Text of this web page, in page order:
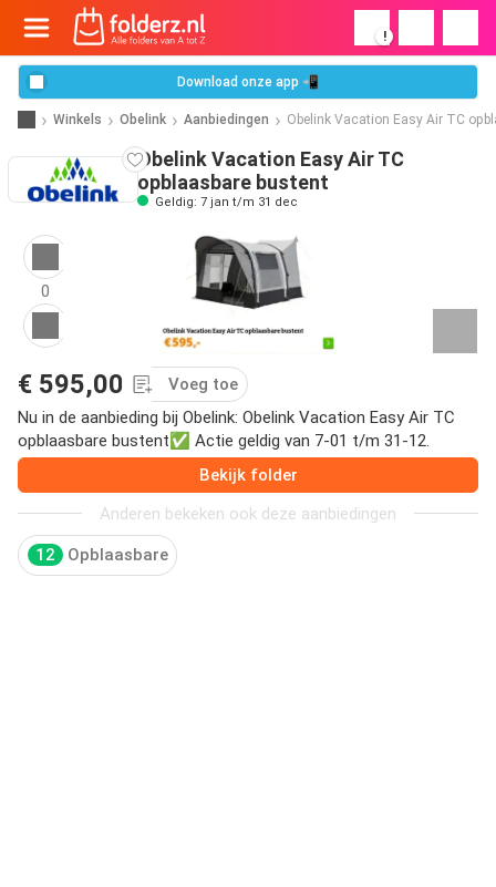
!
Download onze app 📲
Winkels Obelink Aanbiedingen Obelink Vacation Easy Air TC
Obelink Vacation Easy Air TC
opblaasbare bustent
Geldig: 7 jan t/m 31 dec
0
€ 595,00
Voeg toe
Nu in de aanbieding bij Obelink: Obelink Vacation Easy Air TC
opblaasbare bustent✅ Actie geldig van 7-01 t/m 31-12.
Bekijk folder
Anderen bekeken ook deze aanbiedingen
12 Opblaasbare